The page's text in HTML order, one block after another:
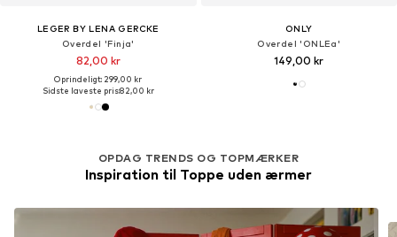
LEGER BY LENA GERCKE
Overdel 'Finja'
82,00 kr
Oprindeligt: 299,00 kr
Sidste laveste pris:82,00 kr
ONLY
Overdel 'ONLEa'
149,00 kr
OPDAG TRENDS OG TOPMÆRKER
Inspiration til Toppe uden ærmer